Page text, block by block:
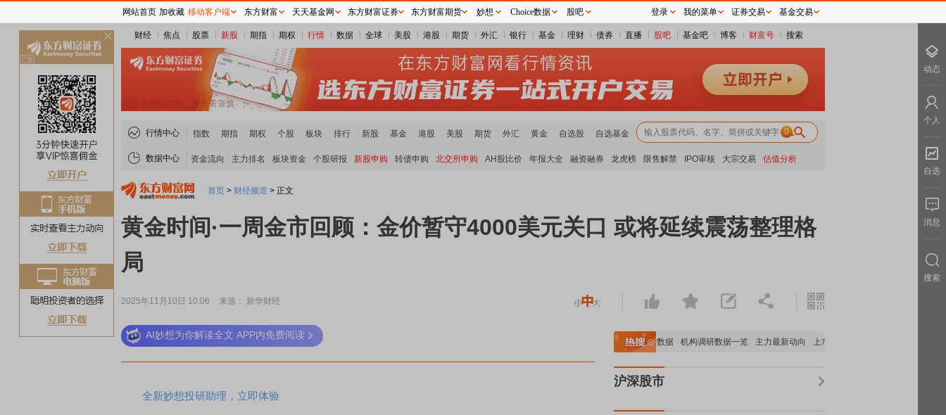
财经 焦点 股票 新股 期指 期权 行情 数据 全球 美股 港股 期货 外汇 银行 基金 理财 债券 直播 股吧 基金吧 博客 财富号 搜索
行情中心 指数 期指 期权 个股 板块 排行 新股 基金 港股 美股 期货 外汇 黄金 自选股 自选基金 0
数据中心 资金流向 主力排名 板块资金 个股研报 新股申购 转债申购 北交所申购 AH股比价 年报大全 融资融券 龙虎榜 限售解禁 IPO审核 大宗交易 估值分析
首页 > 财经频道 > 正文
黄金时间·一周金市回顾：金价暂守4000美元关口 或将延续震荡整理格
局
2025年11月10日 10:06 来源： 新华财经
AI妙想为你解读全文 APP内免费阅读
全新妙想投研助理，立即体验
稀土板块领涨 重要机构持股数据 机构调研数据一览 主力最新动向 上市公司限售股解禁一览
沪深股市
网站首页 加收藏 移动客户端 东方财富 天天基金网 东方财富证券 东方财富期货 妙想 Choice数据 股吧 登录 我的菜单 证券交易 基金交易
动态
个人
自选
消息
搜索
关